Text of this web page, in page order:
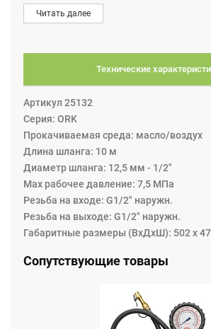
исходящем фитинг G1/2" наружная
сматывается автоматически при
пружинного механизма. Катушка
разные поверхности: на стену, потолок
каркасные конструкции и рамы.
Читать далее
Технические
Артикул 25132
Серия: ORK
Прокачиваемая среда: масло/воздух
Длина шланга: 10 м
Диаметр шланга: 12,5 мм - 1/2"
Max рабочее давление: 7,5 МПа
Резьба на входе: G1/2" наружн.
Резьба на выходе: G1/2" наружн.
Габаритные размеры (ВхДхШ): 502 х
Сопутствующие товары